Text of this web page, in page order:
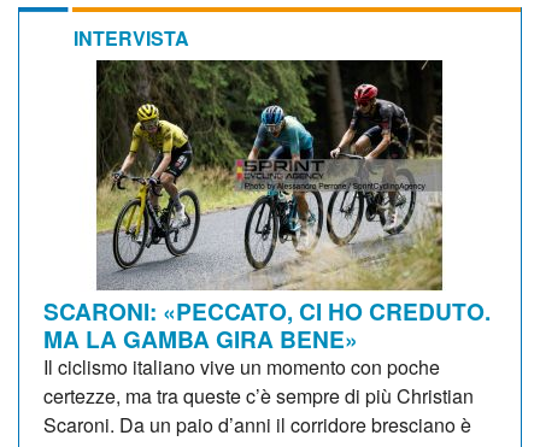
INTERVISTA
SCARONI: «PECCATO, CI HO CREDUTO.
MA LA GAMBA GIRA BENE»
Il ciclismo italiano vive un momento con poche
certezze, ma tra queste c’è sempre di più Christian
Scaroni. Da un paio d’anni il corridore bresciano è